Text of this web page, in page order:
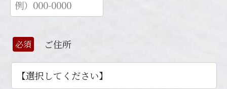
必須 ご住所